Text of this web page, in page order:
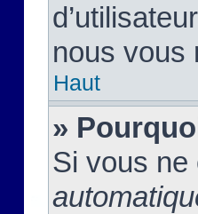
nous vous
Haut
»
Si vous